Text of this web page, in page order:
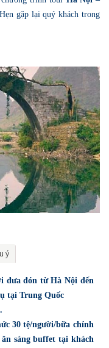
Hẹn gặp lại quý khách trong
ý
đưa đón từ Hà Nội đến
tại Trung Quốc
30 tệ/người/bữa chính
sáng buffet tại khách